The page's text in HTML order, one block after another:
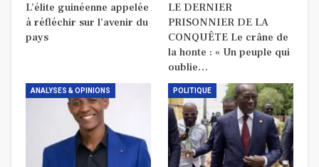
L’élite guinéenne appelée
à réfléchir sur l’avenir du
pays
LE DERNIER
PRISONNIER DE LA
CONQUÊTE Le crâne de
la honte : « Un peuple qui
oublie…
ANALYSES & OPINIONS POLITIQUE